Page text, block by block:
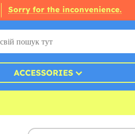
Sorry for the inconvenience.
ACCESSORIES